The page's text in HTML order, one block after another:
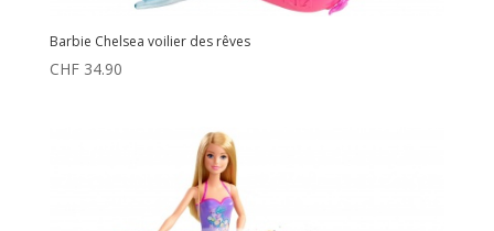
Barbie Chelsea voilier des rêves
CHF34.90